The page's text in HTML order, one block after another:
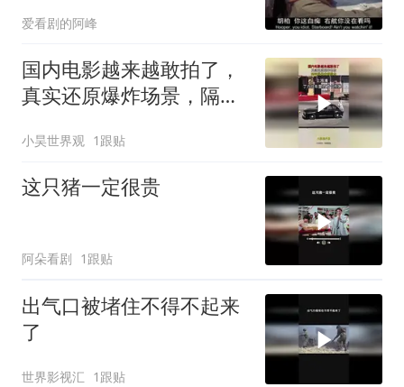
爱看剧的阿峰
国内电影越来越敢拍了，
真实还原爆炸场景，隔着
小昊世界观 1跟贴
这只猪一定很贵
阿朵看剧 1跟贴
出气口被堵住不得不起来
了
世界影视汇 1跟贴